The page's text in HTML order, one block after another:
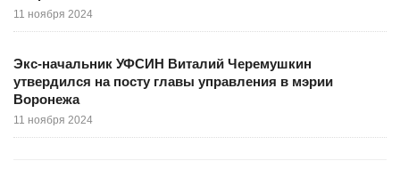
11 ноября 2024
Экс-начальник УФСИН Виталий Черемушкин
утвердился на посту главы управления в мэрии
Воронежа
11 ноября 2024